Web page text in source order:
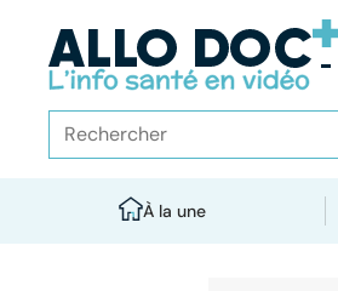
À la une